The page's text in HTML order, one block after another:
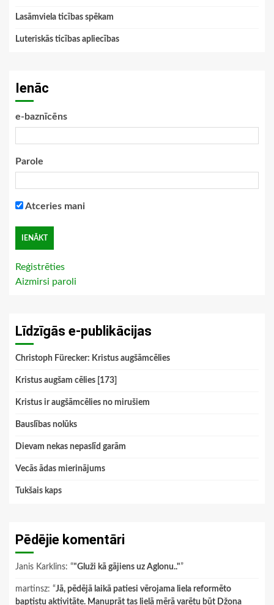
Lasāmviela ticības spēkam
Luteriskās ticības apliecības
Ienāc
e-baznīcēns
Parole
Atceries mani
Reģistrēties
Aizmirsi paroli
Līdzīgās e-publikācijas
Christoph Fürecker: Kristus augšāmcēlies
Kristus augšam cēlies [173]
Kristus ir augšāmcēlies no mirušiem
Bauslības nolūks
Dievam nekas nepaslīd garām
Vecās ādas mierinājums
Tukšais kaps
Pēdējie komentāri
Janis Karklins: “"Gluži kā gājiens uz Aglonu.."”
martinsz: “Jā, pēdējā laikā patiesi vērojama liela reformēto
baptistu aktivitāte. Manuprāt tas lielā mērā varētu būt Džona